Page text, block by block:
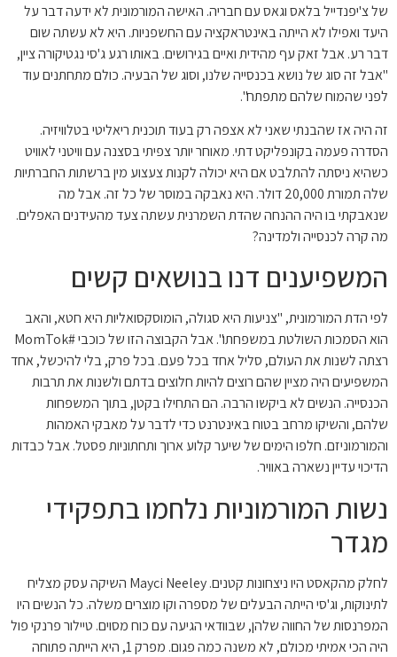
של צ'יפנדייל בלאס וגאס עם חבריה. האישה המורמונית לא ידעה דבר על
היעד ואפילו לא הייתה באינטראקציה עם החשפניות. היא לא עשתה שום
דבר רע. אבל זאק עף מהידית ואיים בגירושים. באותו רגע ג'סי נגטיקורה ציין,
"אבל זה סוג של נושא בכנסייה שלנו, וסוג של הבעיה. כולם מתחתנים עוד
לפני שהמוח שלהם מתפתח".
זה היה אז שהבנתי שאני לא אצפה רק בעוד תוכנית ריאליטי בטלוויזיה.
הסדרה פעמה בקונפליקט דתי. מאוחר יותר צפיתי בסצנה עם וויטני לאוויט
כשהיא ניסתה להתלבט אם היא יכולה לקנות צעצוע מין ברשתות החברתיות
שלה תמורת 20,000 דולר. היא נאבקה במוסר של כל זה. אבל מה
שנאבקתי בו היה ההנחה שהדת השמרנית עשתה צעד מהעידנים האפלים.
מה קרה לכנסייה ולמדינה?
המשפיענים דנו בנושאים קשים
לפי הדת המורמונית, "צניעות היא סגולה, הומוסקסואליות היא חטא, והאב
הוא הסמכות השולטת במשפחתו". אבל הקבוצה הזו של כוכבי #MomTok
רצתה לשנות את העולם, סליל אחד בכל פעם. בכל פרק, בלי להיכשל, אחד
המשפיעים היה מציין שהם רוצים להיות חלוצים בדתם ולשנות את תרבות
הכנסייה. הנשים לא ביקשו הרבה. הם התחילו בקטן, בתוך המשפחות
שלהם, והשיקו מרחב בטוח באינטרנט כדי לדבר על מאבקי האמהות
והמורמוניזם. חלפו הימים של שיער קלוע ארוך ותחתוניות פסטל. אבל כבדות
הדיכוי עדיין נשארה באוויר.
נשות המורמוניות נלחמו בתפקידי
מגדר
לחלק מהקאסט היו ניצחונות קטנים. Mayci Neeley השיקה עסק מצליח
לתינוקות, וג'סי הייתה הבעלים של מספרה וקו מוצרים משלה. כל הנשים היו
המפרנסות של החווה שלהן, שבוודאי הגיעה עם כוח מסוים. טיילור פרנקי פול
היה הכי אמיתי מכולם, לא משנה כמה פגום. מפרק 1, היא הייתה פתוחה